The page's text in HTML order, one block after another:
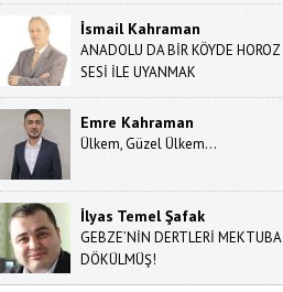
İsmail Kahraman
ANADOLU DA BİR KÖYDE HOROZ
SESİ İLE UYANMAK
Emre Kahraman
Ülkem, Güzel Ülkem…
İlyas Temel Şafak
GEBZE’NİN DERTLERİ MEKTUBA
DÖKÜLMÜŞ!
Uğur Tatar
ÖLÜMLE YÜZ YÜZE: Dört Büyük
Kalemin Ölüm Maskeleri
Dr. H. Emin Sert
Mevlana'nın Üçüncü Bin Yıla
Nedret Demir
HESAP